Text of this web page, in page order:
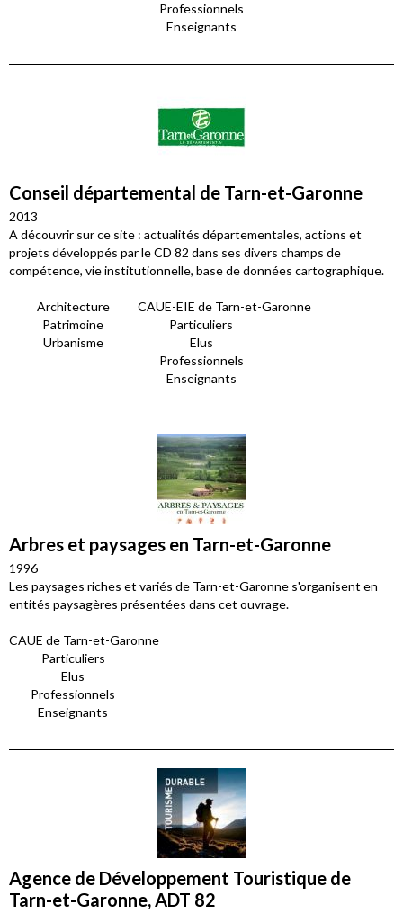
Professionnels
Enseignants
Conseil départemental de Tarn-et-Garonne
2013
A découvrir sur ce site : actualités départementales, actions et
projets développés par le CD 82 dans ses divers champs de
compétence, vie institutionnelle, base de données cartographique.
Architecture
Patrimoine
Urbanisme
CAUE-EIE de Tarn-et-Garonne
Particuliers
Elus
Professionnels
Enseignants
Arbres et paysages en Tarn-et-Garonne
1996
Les paysages riches et variés de Tarn-et-Garonne s'organisent en
entités paysagères présentées dans cet ouvrage.
CAUE de Tarn-et-Garonne
Particuliers
Elus
Professionnels
Enseignants
Agence de Développement Touristique de
Tarn-et-Garonne, ADT 82